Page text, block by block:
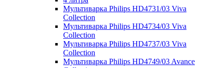
Мультиварка Philips HD4731/03 Viva
Collection
Мультиварка Philips HD4734/03 Viva
Collection
Мультиварка Philips HD4737/03 Viva
Collection
Мультиварка Philips HD4749/03 Avance